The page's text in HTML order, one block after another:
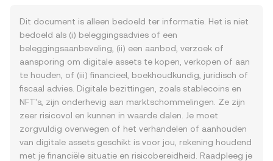
Dit document is alleen bedoeld ter informatie. Het is niet
bedoeld als (i) beleggingsadvies of een
beleggingsaanbeveling, (ii) een aanbod, verzoek of
aansporing om digitale assets te kopen, verkopen of aan
te houden, of (iii) financieel, boekhoudkundig, juridisch of
fiscaal advies. Digitale bezittingen, zoals stablecoins en
NFT's, zijn onderhevig aan marktschommelingen. Ze zijn
zeer risicovol en kunnen in waarde dalen. Je moet
zorgvuldig overwegen of het verhandelen of aanhouden
van digitale assets geschikt is voor jou, rekening houdend
met je financiële situatie en risicobereidheid. Raadpleeg je